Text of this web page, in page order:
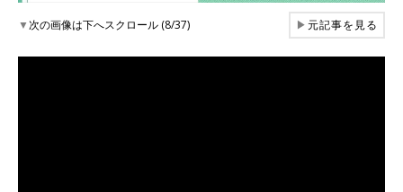
▼次の画像は下へスクロール (8/37) ▶元記事を見る